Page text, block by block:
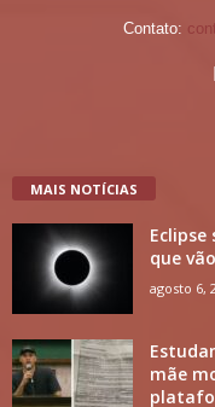
Contato:
MAIS NOTÍCIAS
que
agosto 6,
mãe